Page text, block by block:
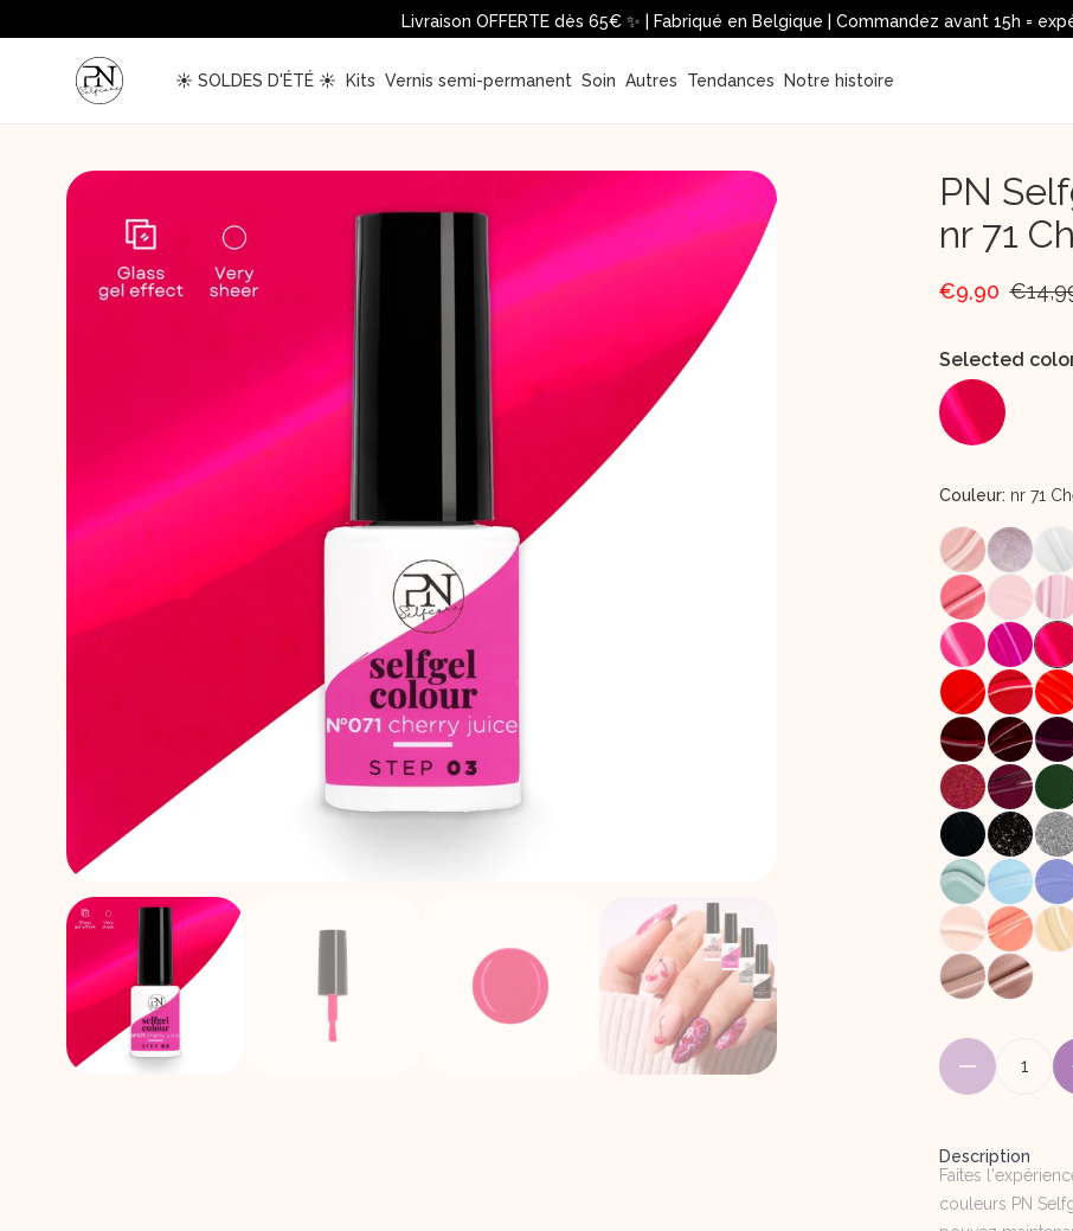
Livraison OFFERTE dès 65€ ✨ | Fabriqué en Belgique | Commandez avant 15h =
☀️ SOLDES D'ÉTÉ ☀️ Kits Vernis semi-permanent Soin Autres Tendances Notre histoire
PN
nr 71
€9,90
Selected
Couleur: nr 71
1
Description
Faites
couleurs PN